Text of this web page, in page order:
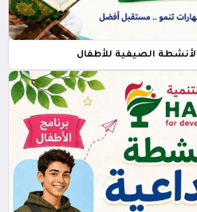
الصيفية للأطفال